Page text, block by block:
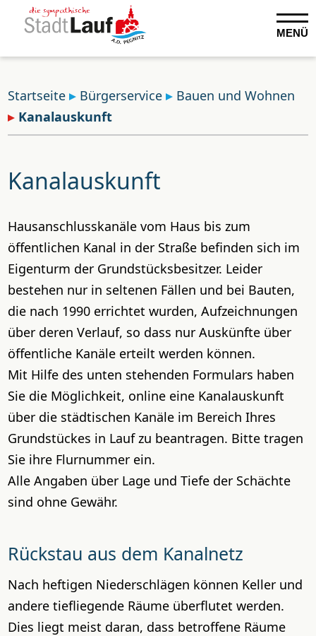
MENÜ
Startseite Bürgerservice
Bauen und Wohnen
Kanalauskunft
Kanalauskunft
Hausanschlusskanäle vom Haus bis zum
öffentlichen Kanal in der Straße befinden sich im
Eigenturm der Grundstücksbesitzer. Leider
bestehen nur in seltenen Fällen und bei Bauten,
die nach 1990 errichtet wurden, Aufzeichnungen
über deren Verlauf, so dass nur Auskünfte über
öffentliche Kanäle erteilt werden können.
Mit Hilfe des unten stehenden Formulars haben
Sie die Möglichkeit, online eine Kanalauskunft
über die städtischen Kanäle im Bereich Ihres
Grundstückes in Lauf zu beantragen. Bitte tragen
Sie ihre Flurnummer ein.
Alle Angaben über Lage und Tiefe der Schächte
sind ohne Gewähr.
Rückstau aus dem Kanalnetz
Nach heftigen Niederschlägen können Keller und
andere tiefliegende Räume überflutet werden.
Dies liegt meist daran, dass betroffene Räume